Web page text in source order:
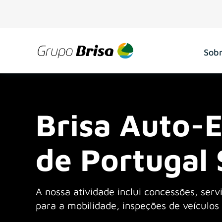
Empresas
História
Propósito e valores
Principais indicadores e
Modelo e Órgãos da
Ética e transparência
Rede em operação
Centro de Coordenação
O nosso compromisso
A nossa comunidade
Projetos
Histórias em Série
Brisa Auto-
de Portugal
A nossa atividade inclui concessões,
para a mobilidade, inspeções de